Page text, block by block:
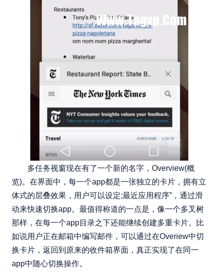
多任务视窗现在有了一个新的名字，Overview(概
览)。在界面中，每一个app都是一张独立的卡片，拥有立
体式的层叠效果，用户可以设定;最近应用程序”，通过滑
动来快速切换app。最值得称道的一点是，像一个多叉树
那样，在每一个app目录之下还能继续创建多重卡片。比
如说用户正在邮箱中编写邮件，可以通过在Overiew中切
换卡片，返回到原来的收件箱界面，真正实现了在同一
app中随心切换操作。